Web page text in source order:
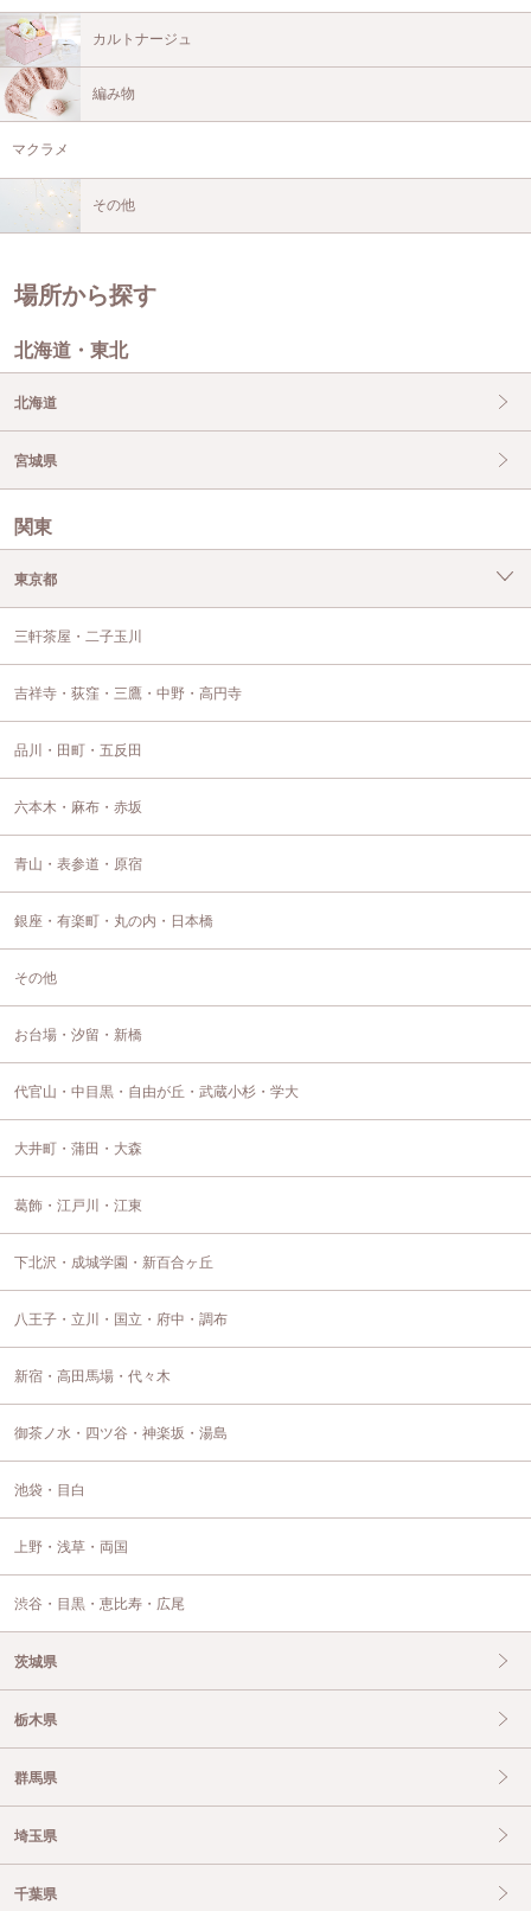
カルトナージュ
編み物
マクラメ
その他
場所から探す
北海道・東北
北海道
宮城県
関東
東京都
三軒茶屋・二子玉川
吉祥寺・荻窪・三鷹・中野・高円寺
品川・田町・五反田
六本木・麻布・赤坂
青山・表参道・原宿
銀座・有楽町・丸の内・日本橋
その他
お台場・汐留・新橋
代官山・中目黒・自由が丘・武蔵小杉・学大
大井町・蒲田・大森
葛飾・江戸川・江東
下北沢・成城学園・新百合ヶ丘
八王子・立川・国立・府中・調布
新宿・高田馬場・代々木
御茶ノ水・四ツ谷・神楽坂・湯島
池袋・目白
上野・浅草・両国
渋谷・目黒・恵比寿・広尾
茨城県
栃木県
群馬県
埼玉県
千葉県